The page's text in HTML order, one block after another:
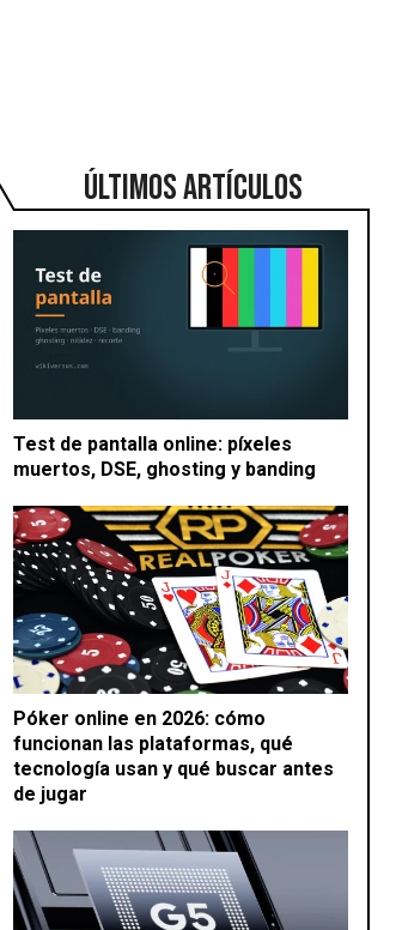
ÚLTIMOS ARTÍCULOS
Test de pantalla online: píxeles
muertos, DSE, ghosting y banding
Póker online en 2026: cómo
funcionan las plataformas, qué
tecnología usan y qué buscar antes
de jugar